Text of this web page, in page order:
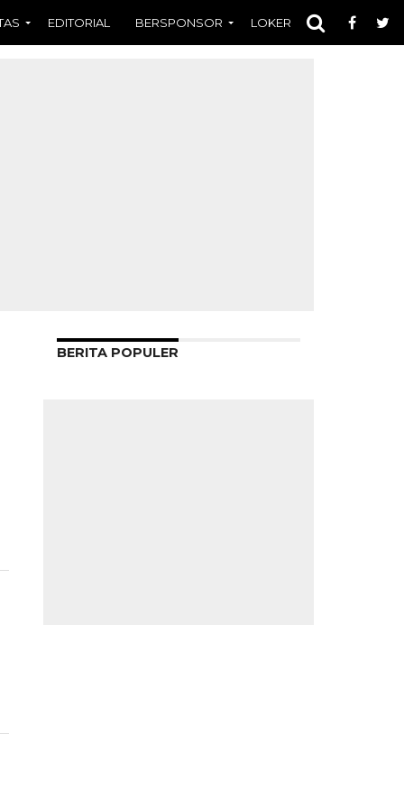
EDITORIAL BERSPONSOR LOKER OPINI
BERITA POPULER